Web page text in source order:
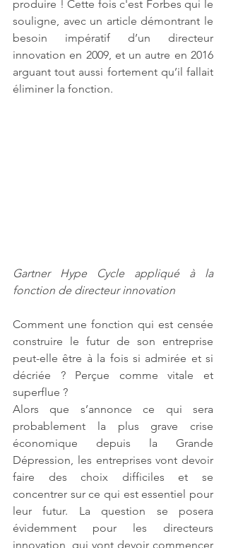
produire ! Cette fois c'est Forbes qui le
souligne, avec un article démontrant le
besoin impératif d’un directeur
innovation en 2009, et un autre en 2016
arguant tout aussi fortement qu’il fallait
éliminer la fonction.
Gartner Hype Cycle appliqué à la
fonction de directeur innovation
Comment une fonction qui est censée
construire le futur de son entreprise
peut-elle être à la fois si admirée et si
décriée ? Perçue comme vitale et
superflue ?
Alors que s’annonce ce qui sera
probablement la plus grave crise
économique depuis la Grande
Dépression, les entreprises vont devoir
faire des choix difficiles et se
concentrer sur ce qui est essentiel pour
leur futur. La question se posera
évidemment pour les directeurs
innovation, qui vont devoir commencer